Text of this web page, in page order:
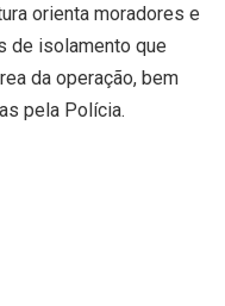
orienta moradores e
de isolamento que
da operação, bem
pela Polícia.